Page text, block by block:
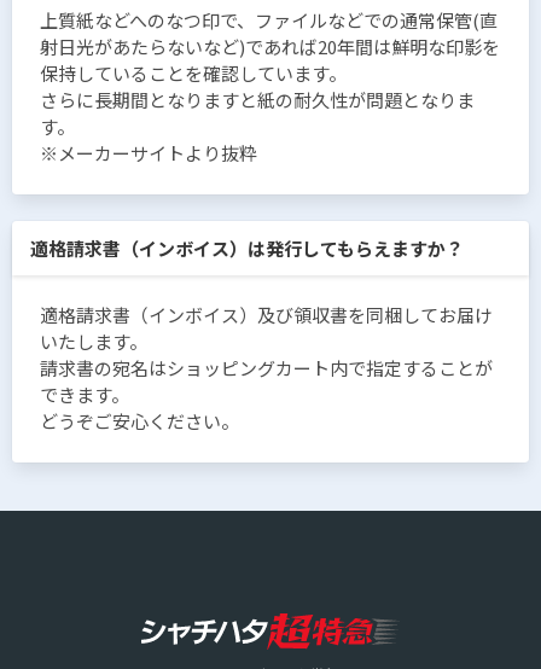
上質紙などへのなつ印で、ファイルなどでの通常保管(直
射日光があたらないなど)であれば20年間は鮮明な印影を
保持していることを確認しています。
さらに長期間となりますと紙の耐久性が問題となりま
す。
※メーカーサイトより抜粋
適格請求書（インボイス）は発行してもらえますか？
適格請求書（インボイス）及び領収書を同梱してお届け
いたします。
請求書の宛名はショッピングカート内で指定することが
できます。
どうぞご安心ください。